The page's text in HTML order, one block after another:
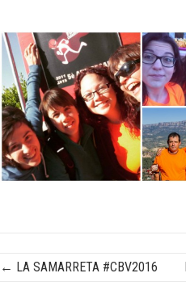
Post navigation
← LA SAMARRETA #CBV2016